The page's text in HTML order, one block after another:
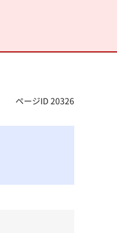
ページID 20326